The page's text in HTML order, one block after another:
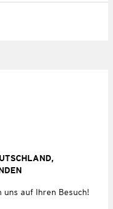
auf Ihren Besuch!